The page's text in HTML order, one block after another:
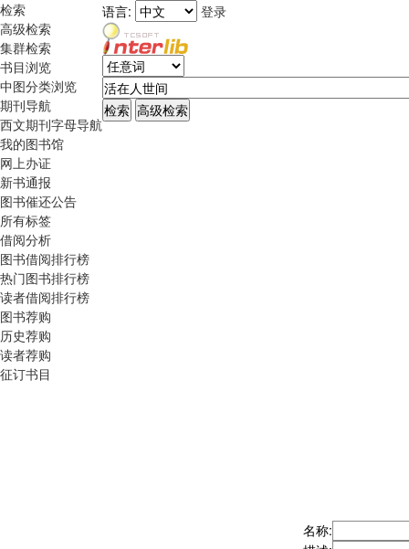
检索
高级检索
集群检索
书目浏览
中图分类浏览
期刊导航
西文期刊字母导航
我的图书馆
网上办证
新书通报
图书催还公告
所有标签
借阅分析
图书借阅排行榜
热门图书排行榜
读者借阅排行榜
图书荐购
历史荐购
读者荐购
征订书目
语言: 登录
名称: